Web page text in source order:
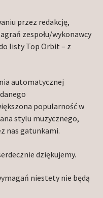
przez redakcję,
zespołu/wykonawcy
listy Top Orbit – z
automatycznej
popularność w
stylu muzycznego,
nas gatunkami.
dziękujemy.
niestety nie będą